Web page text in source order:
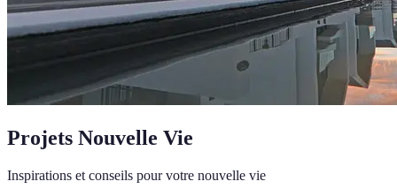
Projets Nouvelle Vie
Inspirations et conseils pour votre nouvelle vie